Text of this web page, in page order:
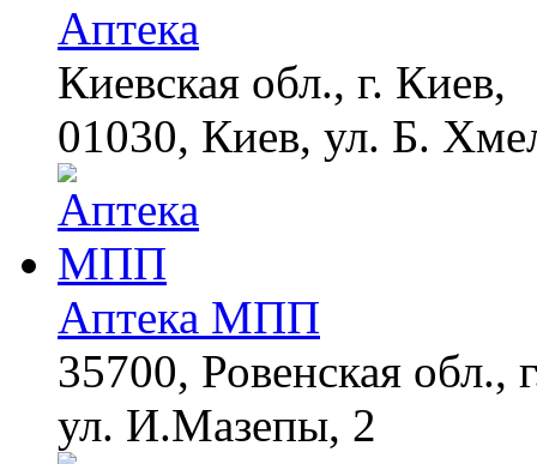
Аптека
Киевская обл., г. Киев,
01030, Киев, ул. Б.
Аптека МПП
35700, Ровенская обл.,
ул. И.Мазепы, 2